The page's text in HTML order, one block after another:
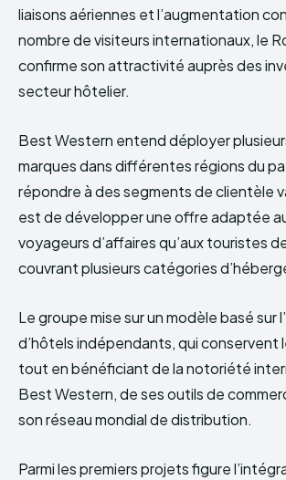
liaisons aériennes et l’augmentation
nombre de visiteurs internationaux, le
confirme son attractivité auprès des
secteur hôtelier.
Best Western entend déployer
marques dans différentes régions du
répondre à des segments de clientèle
est de développer une offre adaptée
voyageurs d’affaires qu’aux touristes
couvrant plusieurs catégories
Le groupe mise sur un modèle basé sur
d’hôtels indépendants, qui conservent
tout en bénéficiant de la notoriété
Best Western, de ses outils de
son réseau mondial de distribution.
Parmi les premiers projets figure